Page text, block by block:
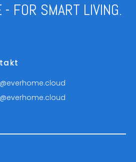
- FOR SMART LIVING.
@everhome.cloud
@everhome.cloud